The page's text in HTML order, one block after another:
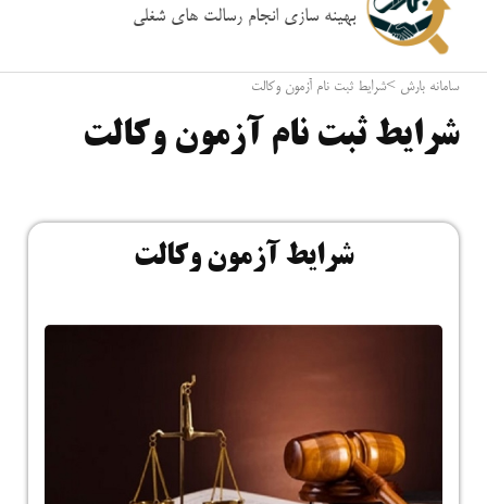
بهینه سازی انجام رسالت های شغلی
سامانه بارش >شرایط ثبت نام آزمون وکالت
شرایط ثبت نام آزمون وکالت
شرایط آزمون وکالت